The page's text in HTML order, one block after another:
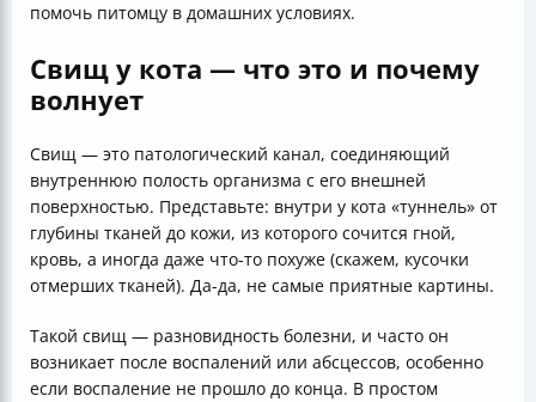
помочь питомцу в домашних условиях.
Свищ у кота — что это и почему
волнует
Свищ — это патологический канал, соединяющий
внутреннюю полость организма с его внешней
поверхностью. Представьте: внутри у кота «туннель» от
глубины тканей до кожи, из которого сочится гной,
кровь, а иногда даже что-то похуже (скажем, кусочки
отмерших тканей). Да-да, не самые приятные картины.
Такой свищ — разновидность болезни, и часто он
возникает после воспалений или абсцессов, особенно
если воспаление не прошло до конца. В простом